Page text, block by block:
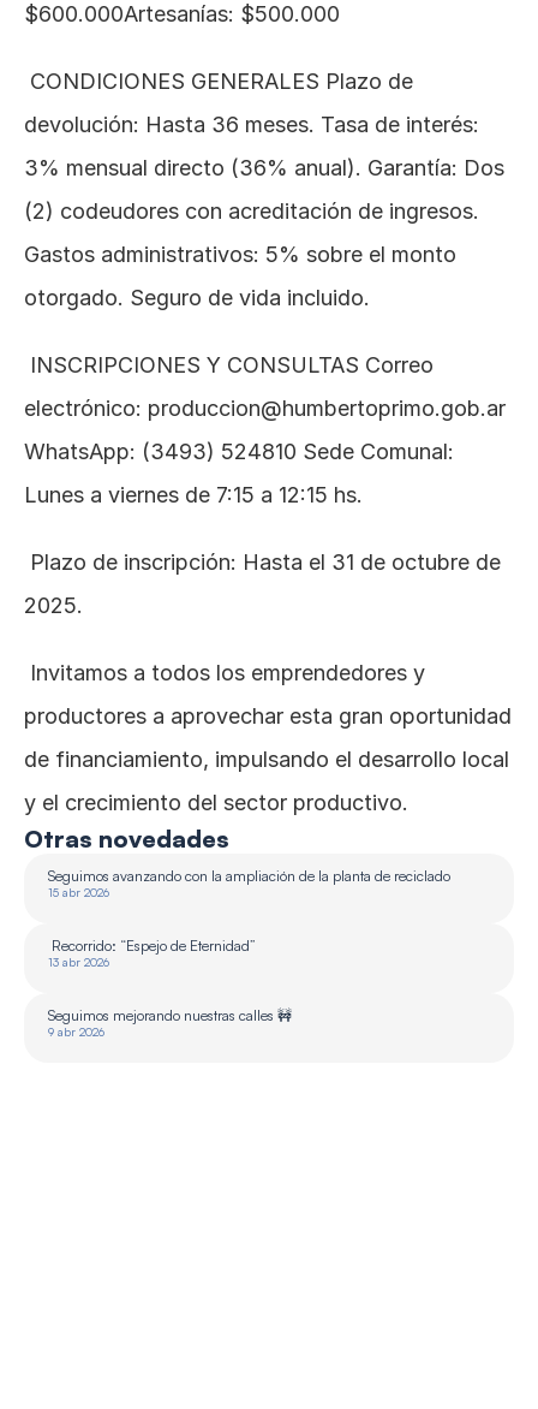
Otras novedades
Seguimos avanzando con la ampliación de la planta de reciclado
15 abr 2026
Recorrido: “Espejo de Eternidad”
13 abr 2026
Seguimos mejorando nuestras calles 🚧
9 abr 2026
$600.000Artesanías: $500.000
devolución: Hasta 36 meses. Tasa de interés:
3% mensual directo (36% anual). Garantía: Dos
(2) codeudores con acreditación de ingresos.
Gastos administrativos: 5% sobre el monto
otorgado. Seguro de vida incluido.
electrónico: produccion@humbertoprimo.gob.ar
WhatsApp: (3493) 524810 Sede Comunal:
Lunes a viernes de 7:15 a 12:15 hs.
2025.
productores a aprovechar esta gran oportunidad
de financiamiento, impulsando el desarrollo local
y el crecimiento del sector productivo.